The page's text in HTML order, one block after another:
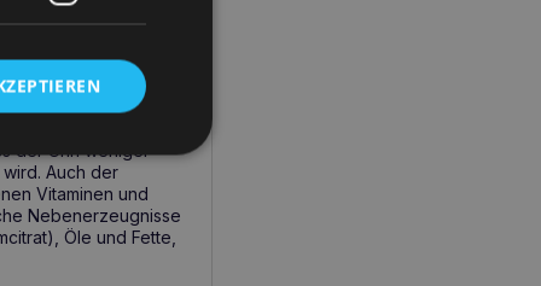
und reduziert
Flüssigkeitszufuhr
zu
der Urin weniger
Auch der
Vitaminen und
Nebenerzeugnisse
Öle und Fette,